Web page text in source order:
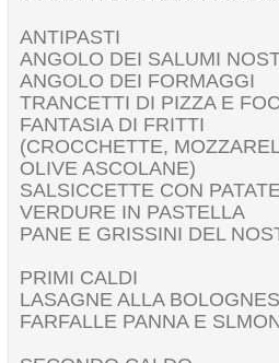
ANTIPASTI
ANGOLO DEI SALUMI
ANGOLO DEI FORMAGGI
TRANCETTI DI PIZZA E
FANTASIA DI FRITTI
(CROCCHETTE,
OLIVE ASCOLANE)
SALSICCETTE CON
VERDURE IN PASTELLA
PANE E GRISSINI DEL
PRIMI CALDI
LASAGNE ALLA
FARFALLE PANNA E